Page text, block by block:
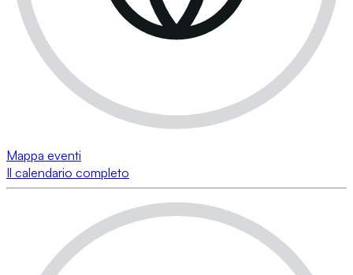
Mappa eventi
Il calendario completo